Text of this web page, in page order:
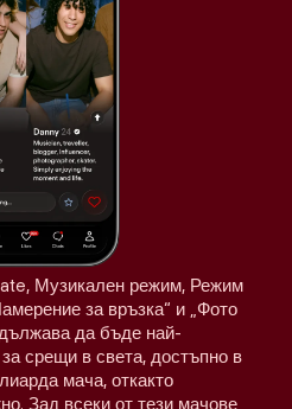
Музикален режим, Режим
за връзка“ и „Фото
да бъде най-
срещи в света, достъпно в
мача, откакто
Зад всеки от тези мачове